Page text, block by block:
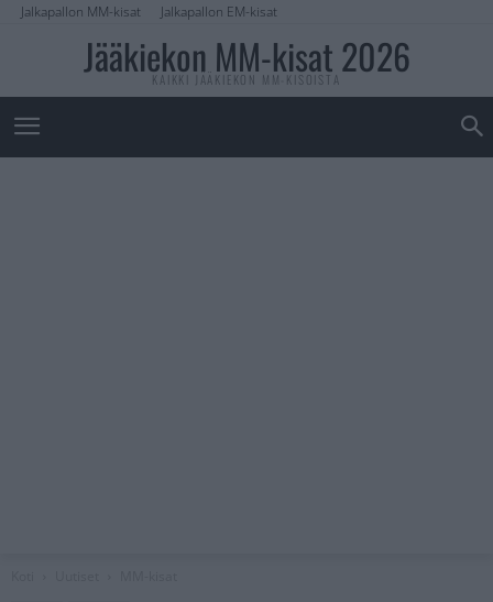
Jalkapallon MM-kisat Jalkapallon EM-kisat
Jääkiekon MM-kisat 2026
KAIKKI JÄÄKIEKON MM-KISOISTA